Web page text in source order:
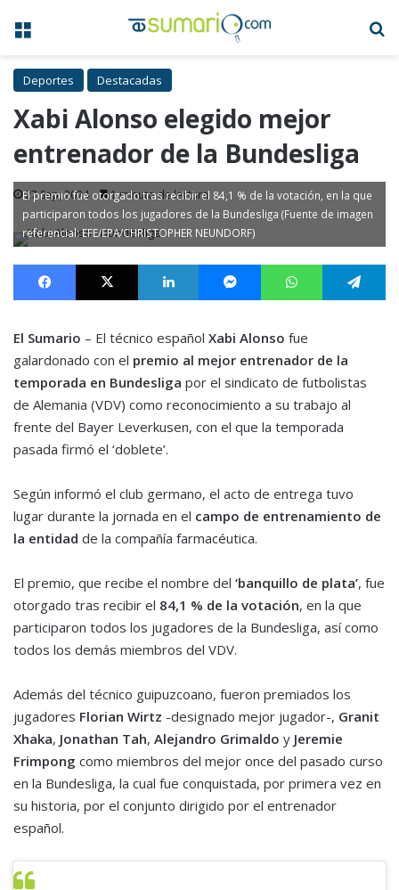
Menú
Deportes Destacadas
Xabi Alonso elegido mejor
entrenador de la Bundesliga
27 Sep, 2024 1 minuto de lectura
El premio fue otorgado tras recibir el 84,1 % de la votación, en la que
participaron todos los jugadores de la Bundesliga (Fuente de imagen
referencial: EFE/EPA/CHRISTOPHER NEUNDORF)
Facebook X LinkedIn MessengerWhatsApp
El Sumario – El técnico español Xabi Alonso fue
galardonado con el premio al mejor entrenador de la
temporada en Bundesliga por el sindicato de futbolistas
de Alemania (VDV) como reconocimiento a su trabajo al
frente del Bayer Leverkusen, con el que la temporada
pasada firmó el ‘doblete’.
Según informó el club germano, el acto de entrega tuvo
lugar durante la jornada en el campo de entrenamiento de
la entidad de la compañía farmacéutica.
El premio, que recibe el nombre del ‘banquillo de plata’, fue
otorgado tras recibir el 84,1 % de la votación, en la que
participaron todos los jugadores de la Bundesliga, así como
todos los demás miembros del VDV.
Además del técnico guipuzcoano, fueron premiados los
jugadores Florian Wirtz -designado mejor jugador-, Granit
Xhaka, Jonathan Tah, Alejandro Grimaldo y Jeremie
Frimpong como miembros del mejor once del pasado curso
en la Bundesliga, la cual fue conquistada, por primera vez en
su historia, por el conjunto dirigido por el entrenador
español.